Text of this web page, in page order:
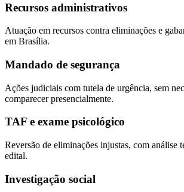
Recursos administrativos
Atuação em recursos contra eliminações e
em Brasília.
Mandado de segurança
Ações judiciais com tutela de urgência, sem
comparecer presencialmente.
TAF e exame psicológico
Reversão de eliminações injustas, com análise
edital.
Investigação social